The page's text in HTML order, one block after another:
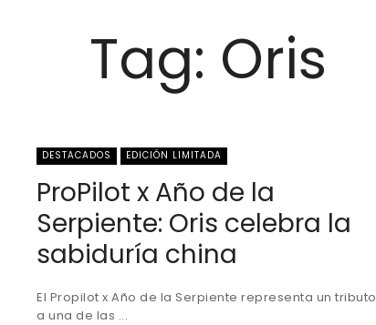
Tag: Oris
DESTACADOS EDICIÓN LIMITADA
ProPilot x Año de la
Serpiente: Oris celebra la
sabiduría china
El Propilot x Año de la Serpiente representa un tributo
a una de las ...